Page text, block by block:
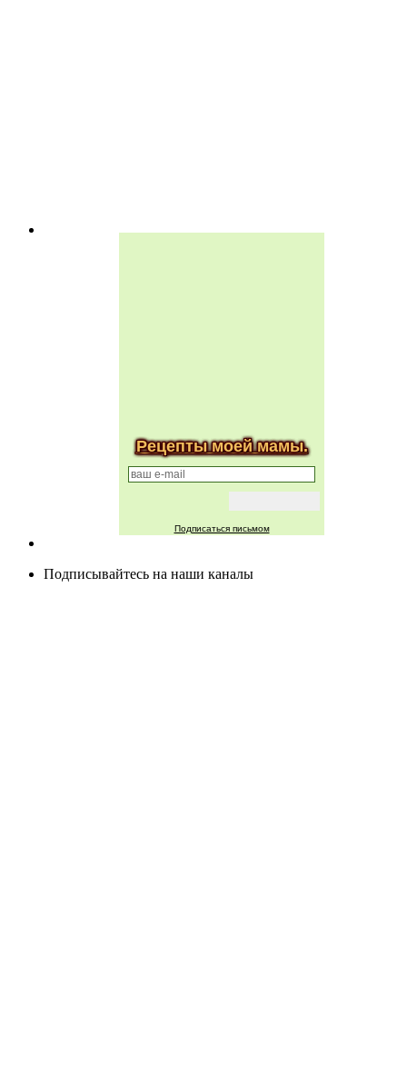
Рецепты моей мамы.
Подписаться письмом
Подписывайтесь на наши каналы